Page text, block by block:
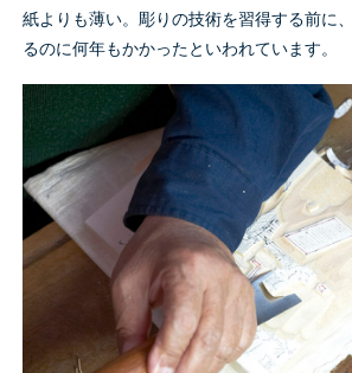
紙よりも薄い。彫りの技術を習得する前に
るのに何年もかかったといわれています。